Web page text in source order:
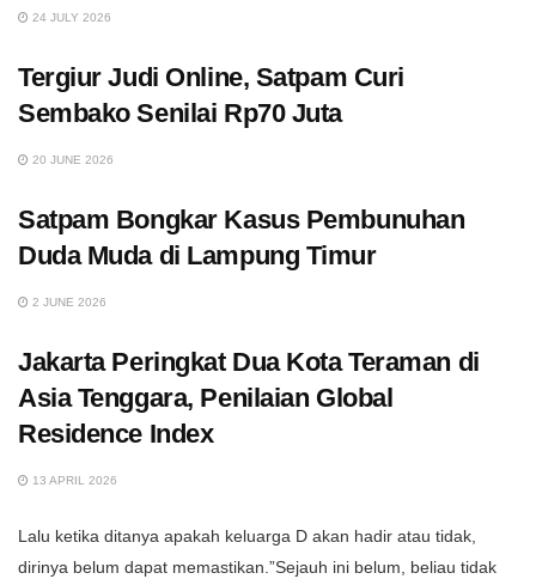
24 JULY 2026
Tergiur Judi Online, Satpam Curi
Sembako Senilai Rp70 Juta
20 JUNE 2026
Satpam Bongkar Kasus Pembunuhan
Duda Muda di Lampung Timur
2 JUNE 2026
Jakarta Peringkat Dua Kota Teraman di
Asia Tenggara, Penilaian Global
Residence Index
13 APRIL 2026
Lalu ketika ditanya apakah keluarga D akan hadir atau tidak,
dirinya belum dapat memastikan.”Sejauh ini belum, beliau tidak